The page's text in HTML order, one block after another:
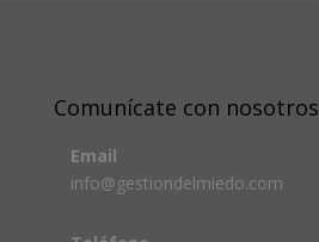
Comunícate con nosotros
Email
info@gestiondelmiedo.com